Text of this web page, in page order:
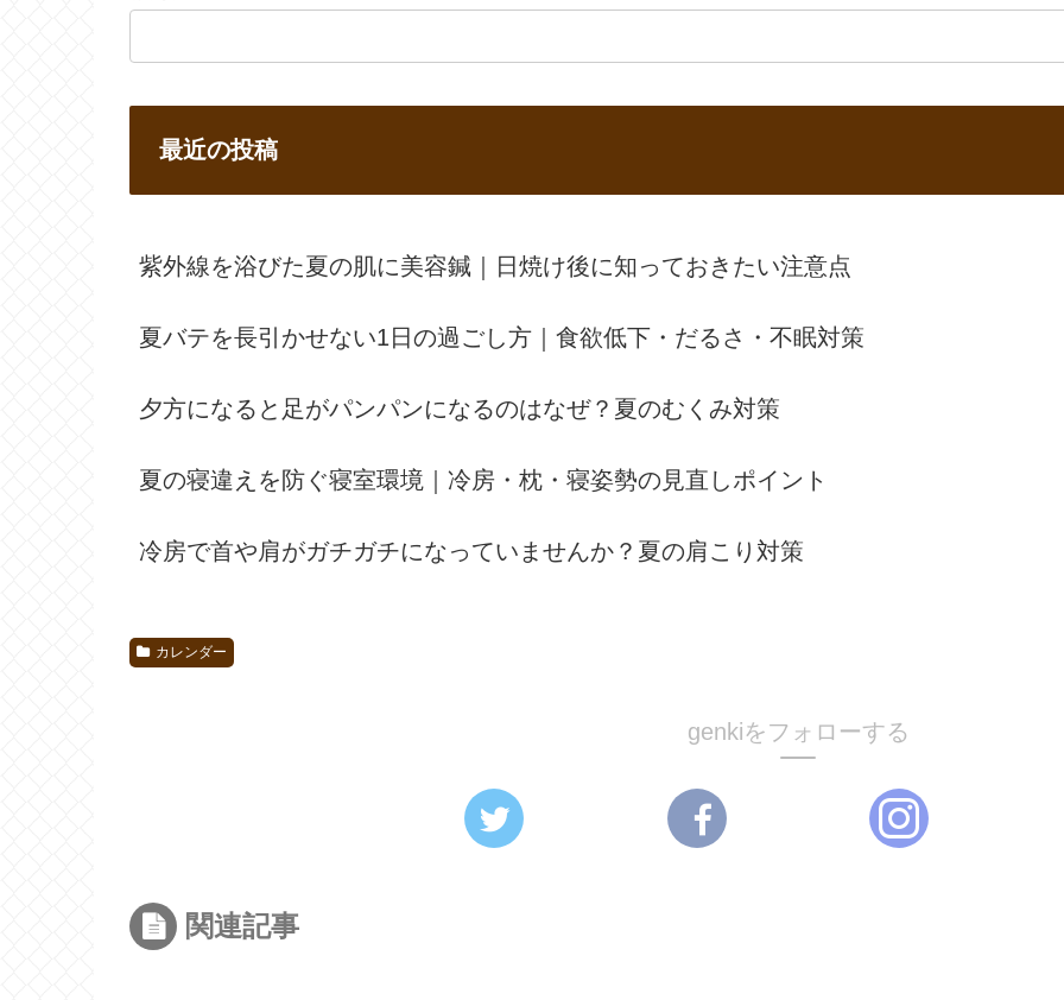
最近の投稿
紫外線を浴びた夏の肌に美容鍼｜日焼け後に知っておきたい注意点
夏バテを長引かせない1日の過ごし方｜食欲低下・だるさ・不眠対策
夕方になると足がパンパンになるのはなぜ？夏のむくみ対策
夏の寝違えを防ぐ寝室環境｜冷房・枕・寝姿勢の見直しポイント
冷房で首や肩がガチガチになっていませんか？夏の肩こり対策
カレンダー
genkiをフォローする
関連記事